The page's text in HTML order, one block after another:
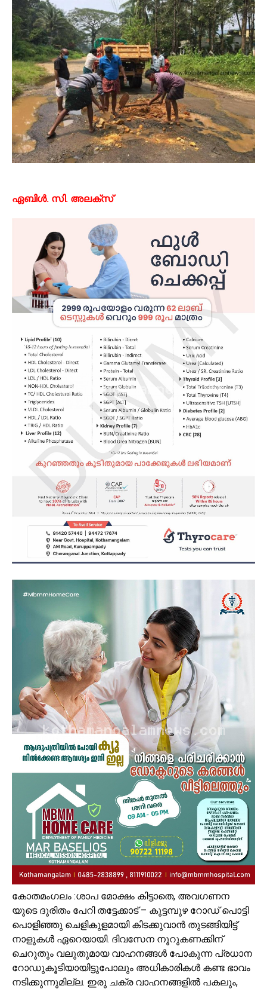
ഏബിൾ. സി. അലക്സ്‌
കോതമംഗലം :ശാപ മോക്ഷം കിട്ടാതെ, അവഗണന
യുടെ ദുരിതം പേറി തട്ടേക്കാട് – കുട്ടമ്പുഴ റോഡ് പൊട്ടി
പൊളിഞ്ഞു ചെളികുളമായി കിടക്കുവാൻ തുടങ്ങിയിട്ട്
നാളുകൾ ഏറെയായി. ദിവസേന നൂറുകണക്കിന്
ചെറുതും വലുതുമായ വാഹനങ്ങൾ പോകുന്ന പ്രധാന
റോഡുകൂടിയായിട്ടുപോലും അധികാരികൾ കണ്ട ഭാവം
നടിക്കുന്നുമില്ല. ഇരു ചക്ര വാഹനങ്ങളിൽ പകലും,